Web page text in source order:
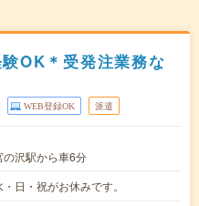
OK＊受発注業務な
WEB登録OK 派遣
沢駅から車6分
日・祝がお休みです。